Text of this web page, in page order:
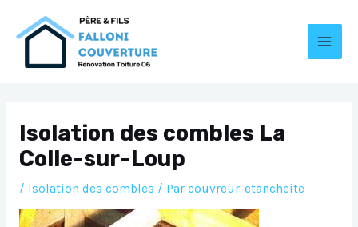
Isolation des combles La
Colle-sur-Loup
/ Isolation des combles / Par couvreur-etancheite